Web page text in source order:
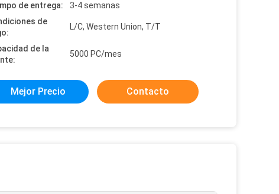
de entrega:
3-4 semanas
de
L/C, Western Union, T/T
de la
5000 PC/mes
Mejor Precio Contacto